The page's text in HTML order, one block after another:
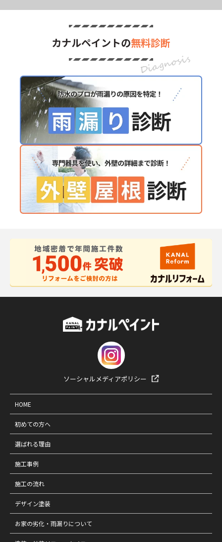
カナルペイントの無料診断
ソーシャルメディアポリシー
HOME
初めての方へ
選ばれる理由
施工事例
施工の流れ
デザイン塗装
お家の劣化・雨漏りについて